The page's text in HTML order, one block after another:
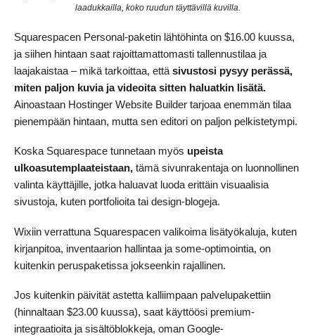
laadukkailla, koko ruudun täyttävillä kuvilla.
Squarespacen Personal-paketin lähtöhinta on $16.00 kuussa,
ja siihen hintaan saat rajoittamattomasti tallennustilaa ja
laajakaistaa – mikä tarkoittaa, että sivustosi pysyy perässä,
miten paljon kuvia ja videoita sitten haluatkin lisätä.
Ainoastaan Hostinger Website Builder tarjoaa enemmän tilaa
pienempään hintaan, mutta sen editori on paljon pelkistetympi.
Koska Squarespace tunnetaan myös upeista
ulkoasutemplaateistaan, tämä sivunrakentaja on luonnollinen
valinta käyttäjille, jotka haluavat luoda erittäin visuaalisia
sivustoja, kuten portfolioita tai design-blogeja.
Wixiin verrattuna Squarespacen valikoima lisätyökaluja, kuten
kirjanpitoa, inventaarion hallintaa ja some-optimointia, on
kuitenkin peruspaketissa jokseenkin rajallinen.
Jos kuitenkin päivität astetta kalliimpaan palvelupakettiin
(hinnaltaan $23.00 kuussa), saat käyttöösi premium-
integraatioita ja sisältöblokkeja, oman Google-